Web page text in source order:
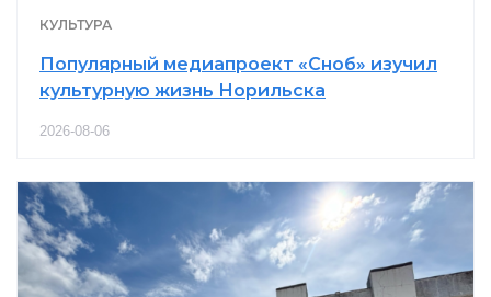
КУЛЬТУРА
Популярный медиапроект «Сноб» изучил
культурную жизнь Норильска
2026-08-06